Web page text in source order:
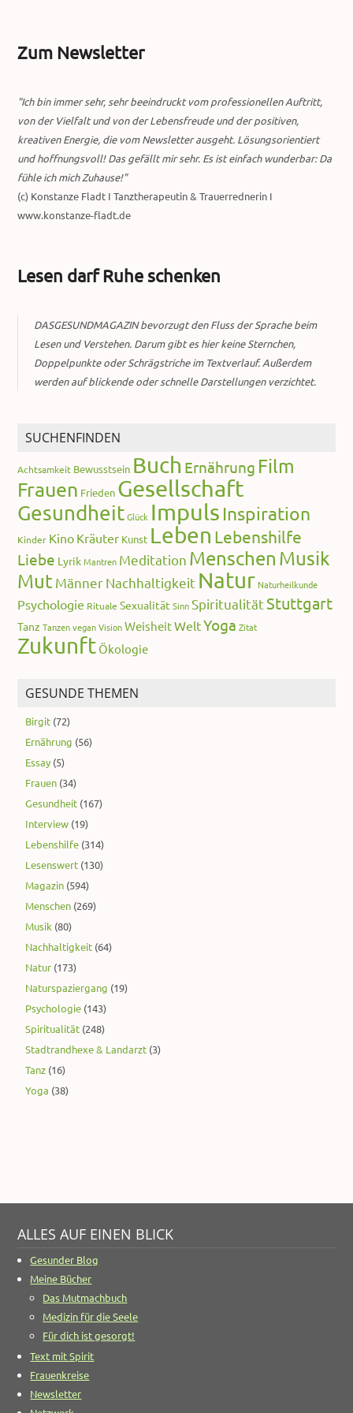
Zum Newsletter
"Ich bin immer sehr, sehr beeindruckt vom professionellen Auftritt,
von der Vielfalt und von der Lebensfreude und der positiven,
kreativen Energie, die vom Newsletter ausgeht. Lösungsorientiert
und hoffnungsvoll! Das gefällt mir sehr. Es ist einfach wunderbar: Da
fühle ich mich Zuhause!"
(c) Konstanze Fladt I Tanztherapeutin & Trauerrednerin I
www.konstanze-fladt.de
Lesen darf Ruhe schenken
DASGESUNDMAGAZIN bevorzugt den Fluss der Sprache beim
Lesen und Verstehen. Darum gibt es hier keine Sternchen,
Doppelpunkte oder Schrägstriche im Textverlauf. Außerdem
werden auf blickende oder schnelle Darstellungen verzichtet.
SUCHENFINDEN
Achtsamkeit Bewusstsein Buch Ernährung Film
Frauen Frieden Gesellschaft
Gesundheit Glück Impuls Inspiration
Kinder Kino Kräuter Kunst Leben Lebenshilfe
Liebe Lyrik Mantren Meditation Menschen Musik
Mut MännerNachhaltigkeit Natur Naturheilkunde
Psychologie Rituale Sexualität Sinn SpiritualitätStuttgart
Tanz Tanzen vegan Vision WeisheitWeltYoga Zitat
Zukunft Ökologie
GESUNDE THEMEN
Birgit (72)
Ernährung (56)
Essay (5)
Frauen (34)
Gesundheit (167)
Interview (19)
Lebenshilfe (314)
Lesenswert (130)
Magazin (594)
Menschen (269)
Musik (80)
Nachhaltigkeit (64)
Natur (173)
Naturspaziergang (19)
Psychologie (143)
Spiritualität (248)
Stadtrandhexe & Landarzt (3)
Tanz (16)
Yoga (38)
ALLES AUF EINEN BLICK
Gesunder Blog
Meine Bücher
Das Mutmachbuch
Medizin für die Seele
Für dich ist gesorgt!
Text mit Spirit
Frauenkreise
Newsletter